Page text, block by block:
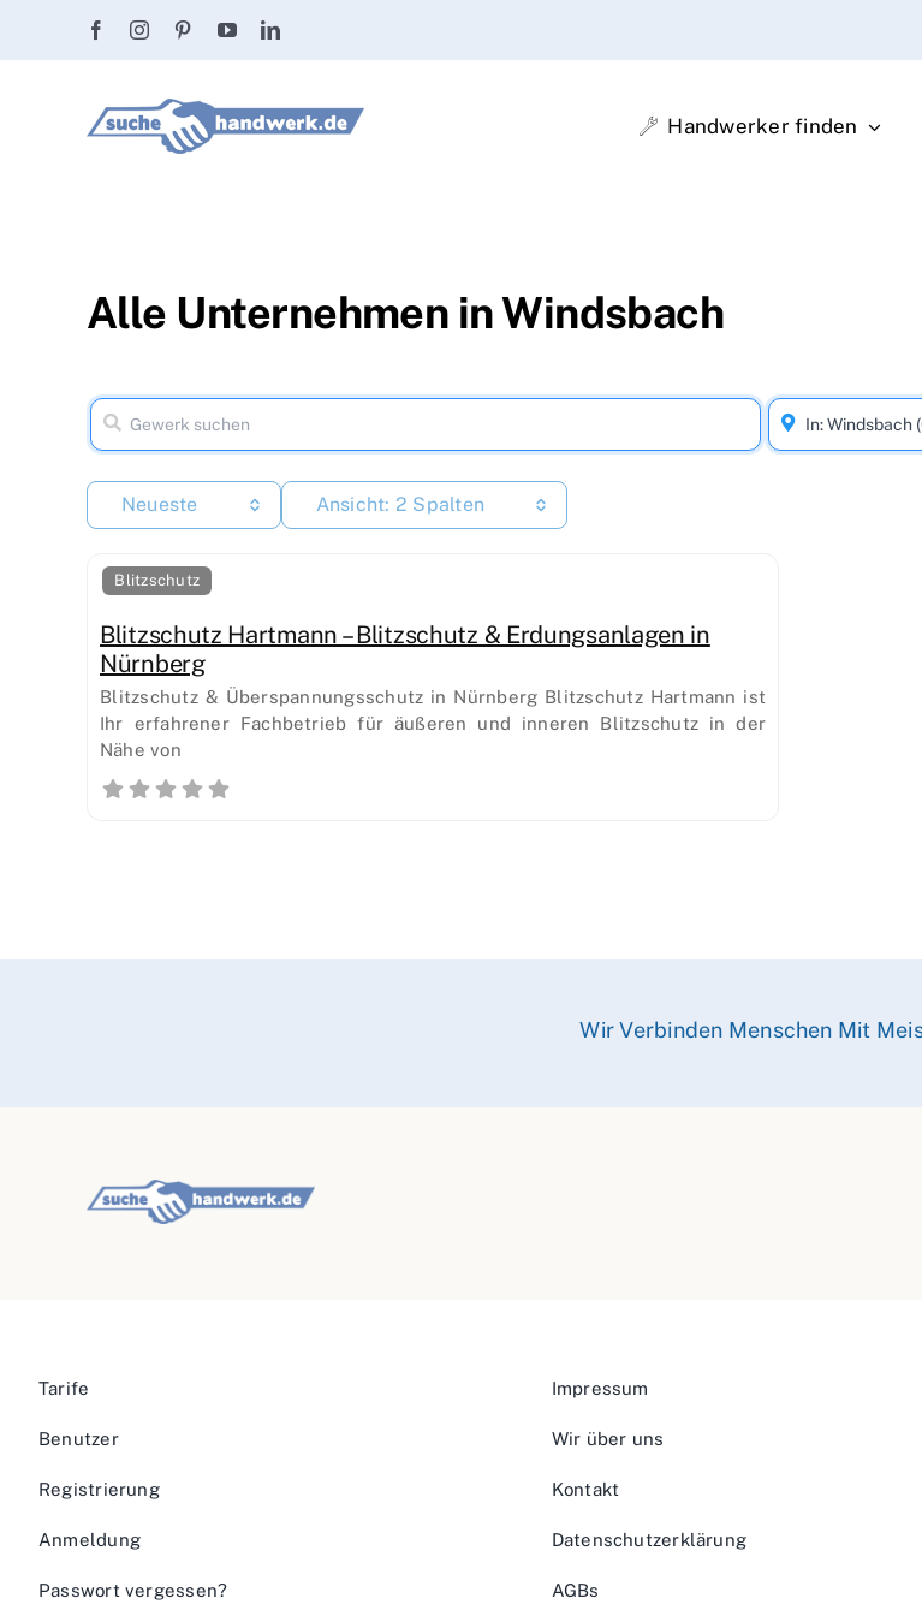
Handwerker finden
Alle Unternehmen in Windsbach
Neueste Ansicht: 2 Spalten
Blitzschutz
Blitzschutz Hartmann – Blitzschutz & Erdungsanlagen in
Nürnberg
Blitzschutz & Überspannungsschutz in Nürnberg Blitzschutz Hartmann ist
Ihr erfahrener Fachbetrieb für äußeren und inneren Blitzschutz in der
Nähe von
Wir Verbinden Menschen Mit
Tarife
Benutzer
Registrierung
Anmeldung
Passwort vergessen?
Impressum
Wir über uns
Kontakt
Datenschutzerklärung
AGBs